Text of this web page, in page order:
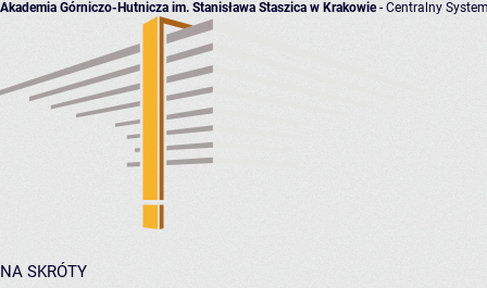
Akademia Górniczo-Hutnicza im. Stanisława Staszica w Krakowie- Centralny
NA SKRÓTY